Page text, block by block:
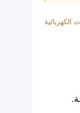
الكهربائية